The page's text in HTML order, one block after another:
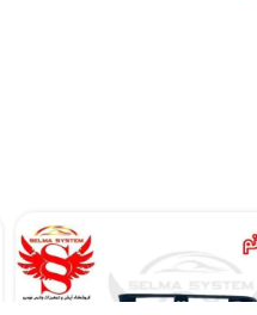
مانیتور فابریک اندروید تارا Taraبرند ویستا مدل MTX 1032
۱۴,۸۹۰,۰۰۰ تومان